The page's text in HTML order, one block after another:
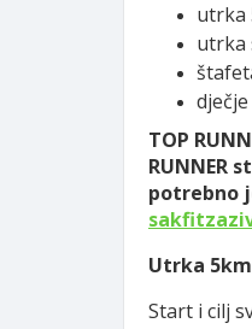
utrka
utrka
TOP
RUNNER
potrebno
Utrka 5km
Start i cilj